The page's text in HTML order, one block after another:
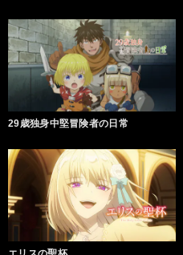
29歳独身中堅冒険者の日常